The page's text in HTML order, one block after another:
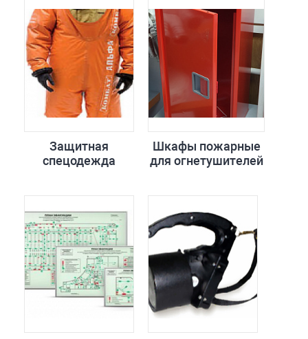
Защитная
спецодежда
Шкафы пожарные
для огнетушителей